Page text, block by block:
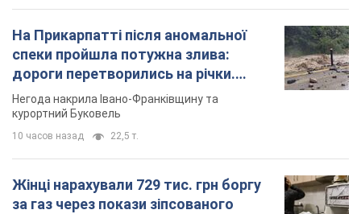
На Прикарпатті після аномальної
спеки пройшла потужна злива:
дороги перетворились на річки.
Відео
Негода накрила Івано-Франківщину та
курортний Буковель
10 часов назад 22,5 т.
Жінці нарахували 729 тис. грн боргу
за газ через покази зіпсованого